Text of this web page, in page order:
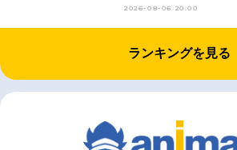
2026-08-06 20:00
ランキングを見る